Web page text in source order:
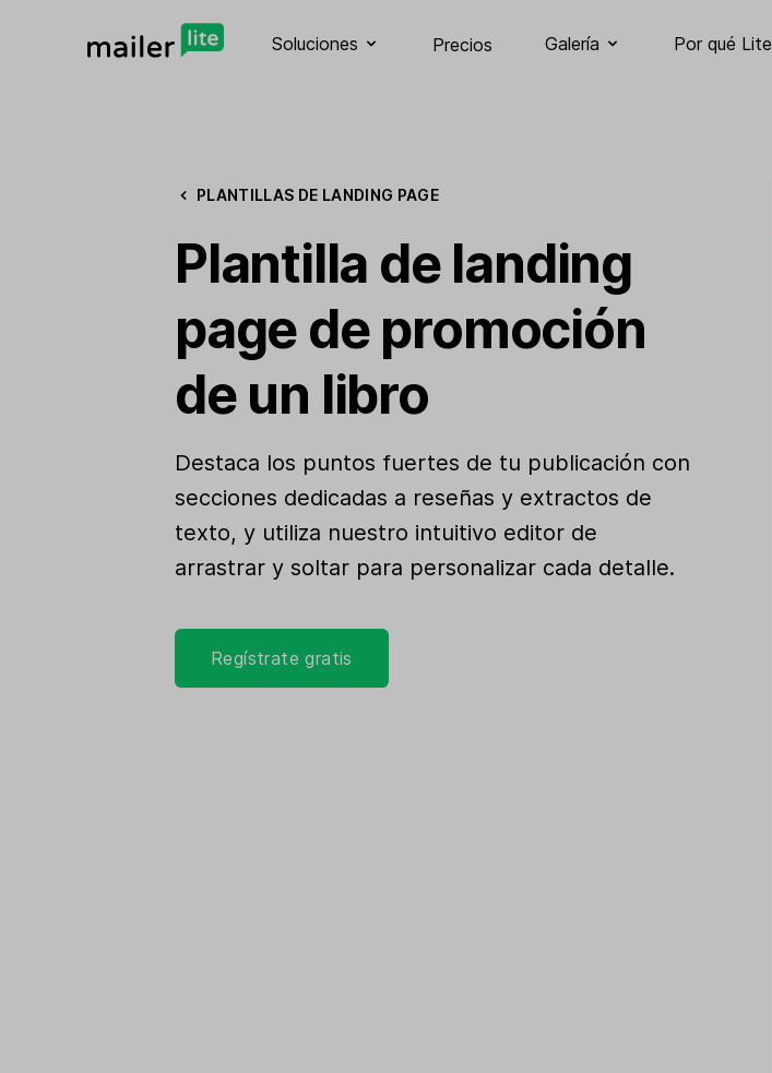
Soluciones Precios Galería Por qué Lite
PLANTILLAS DE LANDING PAGE
Plantilla de landing
page de promoción
de un libro
Destaca los puntos fuertes de tu publicación con
secciones dedicadas a reseñas y extractos de
texto, y utiliza nuestro intuitivo editor de
arrastrar y soltar para personalizar cada detalle.
Regístrate gratis